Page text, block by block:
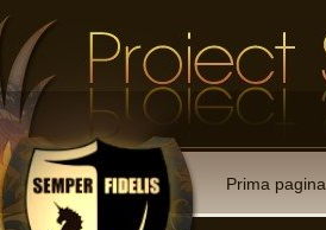
Prima pagina